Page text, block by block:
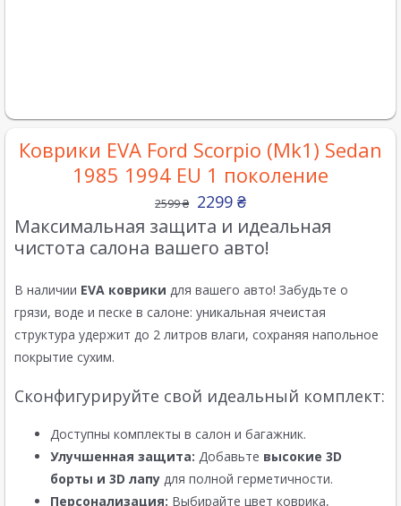
Коврики EVA Ford Scorpio (Mk1) Sedan
1985 1994 EU 1 поколение
2599₴ 2299 ₴
Максимальная защита и идеальная
чистота салона вашего авто!
В наличии EVA коврики для вашего авто! Забудьте о
грязи, воде и песке в салоне: уникальная ячеистая
структура удержит до 2 литров влаги, сохраняя напольное
покрытие сухим.
Сконфигурируйте свой идеальный комплект:
Доступны комплекты в салон и багажник.
Улучшенная защита: Добавьте высокие 3D
борты и 3D лапу для полной герметичности.
Персонализация: Выбирайте цвет коврика,